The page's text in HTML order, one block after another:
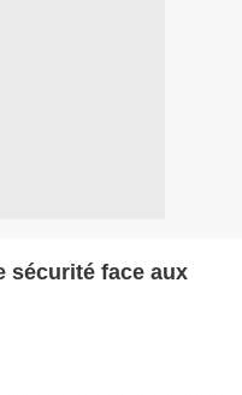
sécurité face aux